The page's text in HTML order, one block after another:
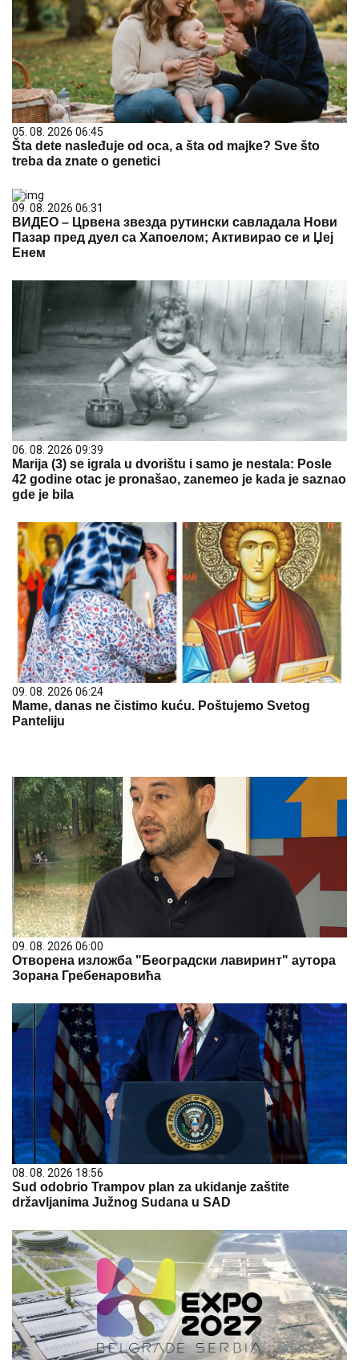
05. 08. 2026 06:45
Šta dete nasleđuje od oca, a šta od majke? Sve što
treba da znate o genetici
09. 08. 2026 06:31
ВИДЕО – Црвена звезда рутински савладала Нови
Пазар пред дуел са Хапоелом; Активирао се и Џеј
Енем
06. 08. 2026 09:39
Marija (3) se igrala u dvorištu i samo je nestala: Posle
42 godine otac je pronašao, zanemeo je kada je saznao
gde je bila
09. 08. 2026 06:24
Mame, danas ne čistimo kuću. Poštujemo Svetog
Panteliju
09. 08. 2026 06:00
Отворена изложба "Београдски лавиринт" аутора
Зорана Гребенаровића
08. 08. 2026 18:56
Sud odobrio Trampov plan za ukidanje zaštite
državljanima Južnog Sudana u SAD